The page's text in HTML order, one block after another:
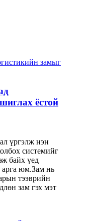
ёстой
үргэлж нэн
системийг
байх үед
арга юм.Зам нь
тээврийн
зам гэх мэт